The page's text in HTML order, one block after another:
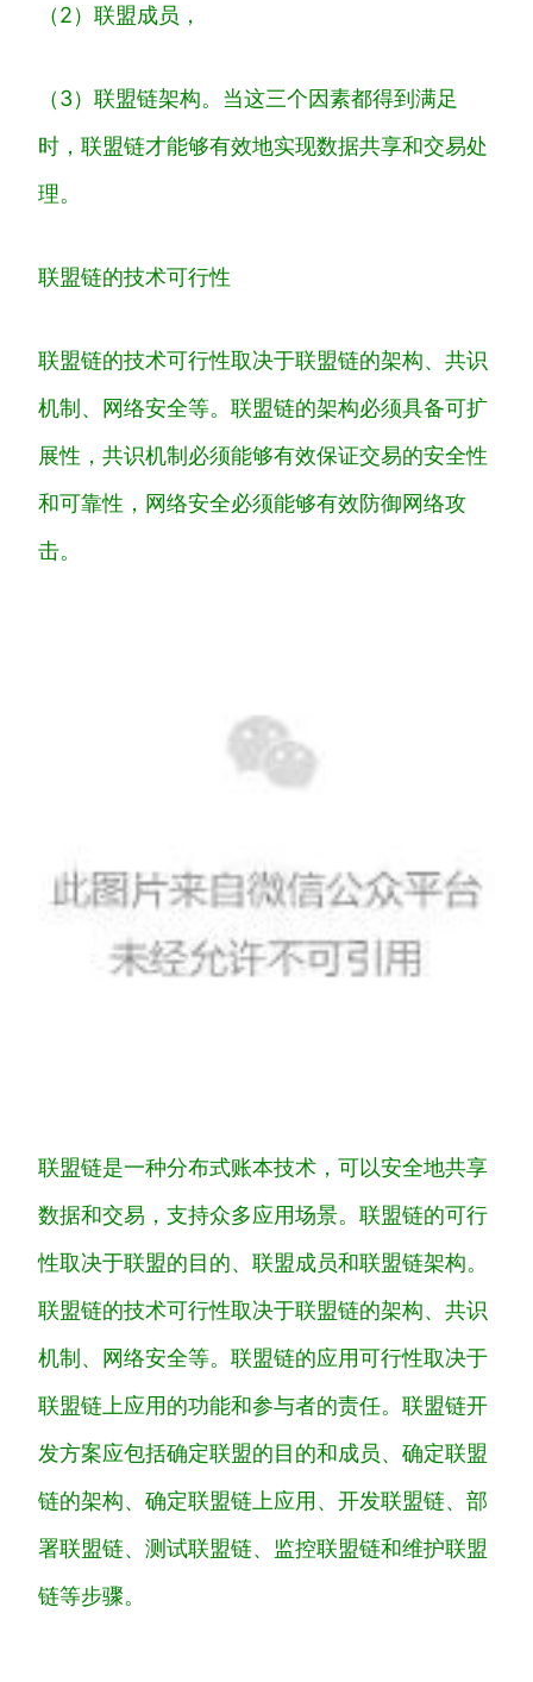
（2） 联盟成员 ，
（3） 联盟链架构。 当这三个因素都得到 满足
时 ， 联盟链才能够有效地实现数据共享和交易处
理。
联盟链的技术可行性
联盟链的技术可行性取决于联盟链的架构、 共识
机制 、 网络安全等。 联盟链的架构必须具备可扩
展性 ， 共识机制 必须能够有效保证交易的安全性
和可靠性 ， 网络安全必须能够有效防御网络攻
击。
联盟链是一种分布式账本技术 ， 可以安全地共享
数据和交易 ， 支持众多应用场景。 联盟链的可行
性取决于联盟的目的、 联盟成员和联盟链架构。
联盟链的技术可行性取决于联盟链的架构、 共识
机制 、 网络安全等。 联盟链的应用可行性取决于
联盟链 上应用的功能和参与者的责任。 联盟链开
发方案应包括确定联盟的目的和成员、 确定联盟
链的架构、 确定联盟链 上应用 、 开发联盟链、 部
署联盟链、 测试联盟链、 监控联盟链和维护联盟
链等步骤。